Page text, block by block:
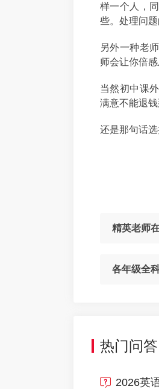
样一个人，
些。处理问题
另外一种老
师会让你倍
当然初中课
满意不能退
还是那句话
精英老师
各年级全
热门问答
2026英